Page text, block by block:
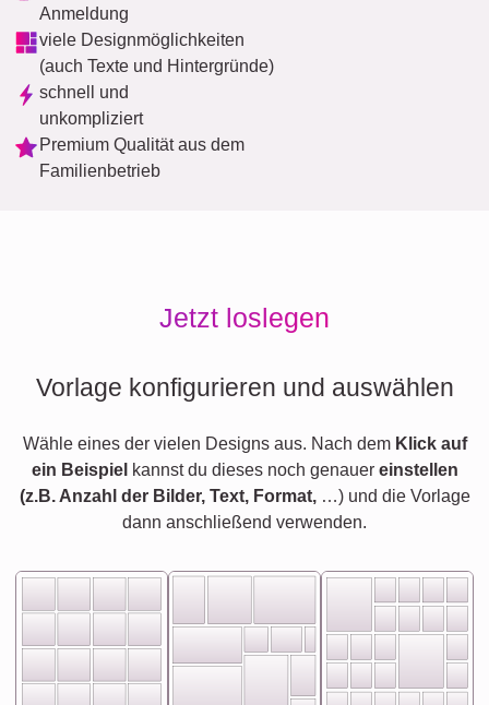
Anmeldung
viele Designmöglichkeiten
(auch Texte und Hintergründe)
schnell und
unkompliziert
Premium Qualität aus dem
Familienbetrieb
Jetzt loslegen
Vorlage konfigurieren und auswählen
Wähle eines der vielen Designs aus. Nach dem Klick auf
ein Beispiel kannst du dieses noch genauer einstellen
(z.B. Anzahl der Bilder, Text, Format,…) und die Vorlage
dann anschließend verwenden.